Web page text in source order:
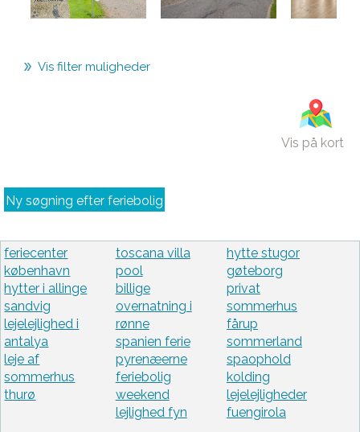
Vis filter muligheder
Vis på kort
Ny søgning efter feriebolig
feriecenter
københavn
hytter i allinge
sandvig
lejelejlighed i
antalya
leje af
sommerhus
thurø
toscana villa
pool
billige
overnatning i
rønne
spanien ferie
pyrenæerne
feriebolig
weekend
lejlighed fyn
hytte stugor
gøteborg
privat
sommerhus
fårup
sommerland
spaophold
kolding
lejelejligheder
fuengirola